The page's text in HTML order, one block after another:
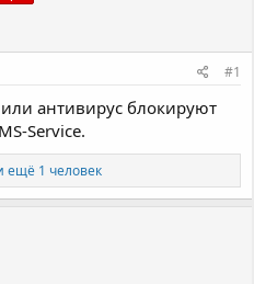
#1
антивирус блокируют
Service.
ещё 1 человек